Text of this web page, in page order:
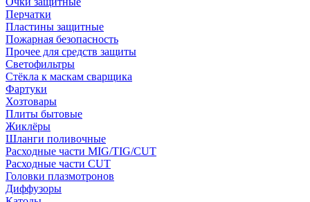
Перчатки
Пластины защитные
Пожарная безопасность
Прочее для средств защиты
Светофильтры
Стёкла к маскам сварщика
Фартуки
Хозтовары
Плиты бытовые
Жиклёры
Шланги поливочные
Расходные части MIG/TIG/CUT
Расходные части CUT
Головки плазмотронов
Диффузоры